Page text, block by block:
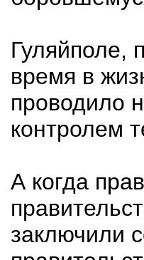
Гуляйполе,
время в
проводило
контролем
А когда
заключили